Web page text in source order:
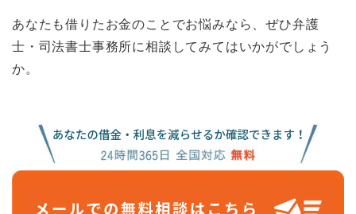
あなたも借りたお金のことでお悩みなら、ぜひ弁護
士・司法書士事務所に相談してみてはいかがでしょう
か。